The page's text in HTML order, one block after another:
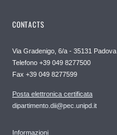
CONTACTS
Via Gradenigo, 6/a - 35131 Padova
Telefono +39 049 8277500
Fax +39 049 8277599
Posta elettronica certificata
dipartimento.dii@pec.unipd.it
Informazioni